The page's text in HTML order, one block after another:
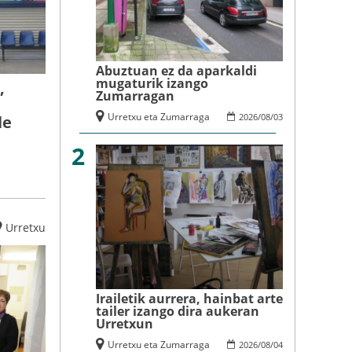
Urretxu
Abuztuan ez da aparkaldi
mugaturik izango
Zumarragan
2026/08/03
Urretxu eta Zumarraga
2
Irailetik aurrera, hainbat arte
tailer izango dira aukeran
Urretxun
2026/08/04
Urretxu eta Zumarraga